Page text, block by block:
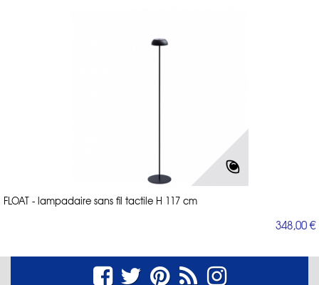
FLOAT - lampadaire sans fil tactile H 117 cm
348,00 €